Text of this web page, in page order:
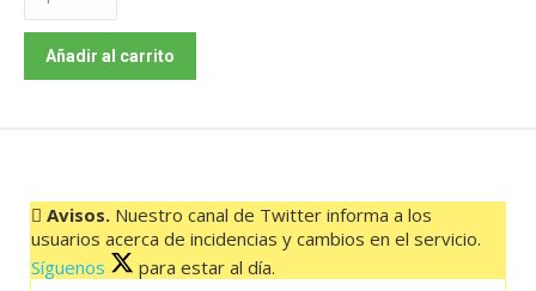
001
VALVERDE-
CRUZ
HORAS
cantidad
Añadir al carrito
Avisos. Nuestro canal de Twitter informa a los
usuarios acerca de incidencias y cambios en el servicio.
Síguenos
para estar al día.
El feed de Twitter no está disponible en este momento.